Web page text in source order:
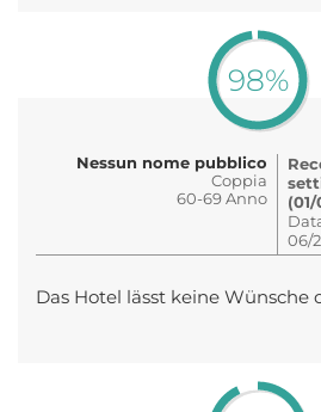
98%
Nessun nome pubblico
Coppia
60-69 Anno
06/
Das Hotel lässt keine Wünsche